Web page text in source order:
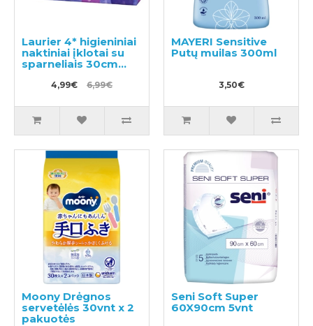
Laurier 4* higieniniai
naktiniai įklotai su
sparneliais 30cm
4,99€ 6,99€
MAYERI Sensitive
Putų muilas 300ml
3,50€
Moony Drėgnos
servetėlės 30vnt x 2
pakuotės
Seni Soft Super
60X90cm 5vnt